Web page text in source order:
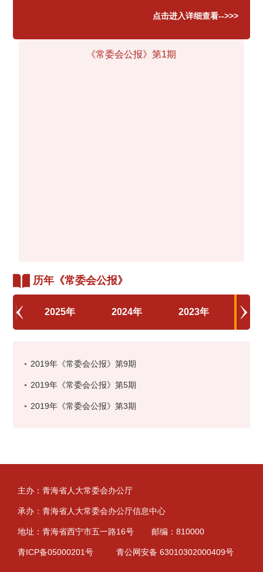
点击进入详细查看-->>>
《常委会公报》第1期
历年《常委会公报》
2025年 2024年 2023年
2019年《常委会公报》第9期
2019年《常委会公报》第5期
2019年《常委会公报》第3期
主办：青海省人大常委会办公厅
承办：青海省人大常委会办公厅信息中心
地址：青海省西宁市五一路16号 邮编：810000
青ICP备05000201号 青公网安备 63010302000409号